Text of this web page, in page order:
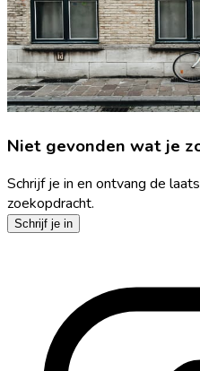
Niet gevonden wat je
Schrijf je in en ontvang de
zoekopdracht.
Schrijf je in